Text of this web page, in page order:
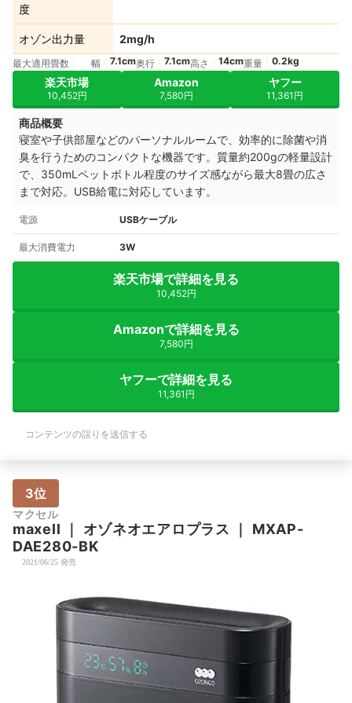
度
オゾン出力量 2mg/h
最大適用畳数 幅 7.1cm奥行 7.1cm高さ 14cm重量 0.2kg
楽天市場
10,452円
Amazon
7,580円
ヤフー
11,361円
商品概要
寝室や子供部屋などのパーソナルルームで、効率的に除菌や消
臭を行うためのコンパクトな機器です。質量約200gの軽量設計
で、350mLペットボトル程度のサイズ感ながら最大8畳の広さ
まで対応。USB給電に対応しています。
電源 USBケーブル
最大消費電力 3W
楽天市場で詳細を見る
10,452円
Amazonで詳細を見る
7,580円
ヤフーで詳細を見る
11,361円
コンテンツの誤りを送信する
3位
マクセル
maxell ｜ オゾネオエアロプラス ｜ MXAP-
DAE280-BK
2021/06/25 発売